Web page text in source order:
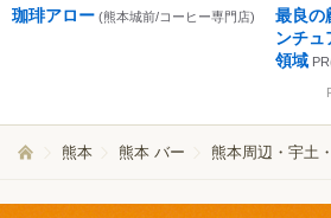
珈琲アロー (熊本城前/コーヒー専門店)
最良の
ンチュ
領域
熊本 熊本 バー 熊本周辺・宇土